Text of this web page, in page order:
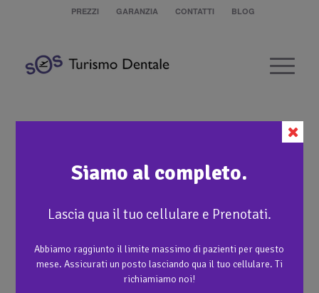
PREZZI GARANZIA CONTATTI BLOG
2
Siamo al completo.
Lascia qua il tuo cellulare e Prenotati.
Abbiamo raggiunto il limite massimo di pazienti per questo
mese. Assicurati un posto lasciando qua il tuo cellulare. Ti
richiamiamo noi!